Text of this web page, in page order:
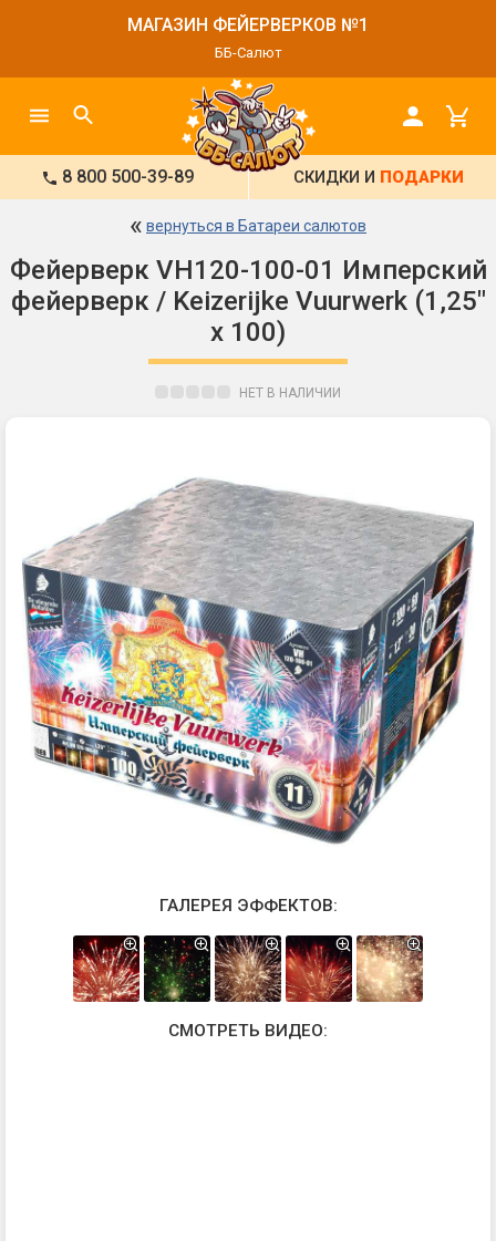
МАГАЗИН ФЕЙЕРВЕРКОВ №1
ББ-Салют
8 800 500-39-89 СКИДКИ И ПОДАРКИ
« вернуться в Батареи салютов
Фейерверк VH120-100-01 Имперский
фейерверк / Keizerijke Vuurwerk (1,25"
х 100)
НЕТ В НАЛИЧИИ
ГАЛЕРЕЯ ЭФФЕКТОВ:
СМОТРЕТЬ ВИДЕО: